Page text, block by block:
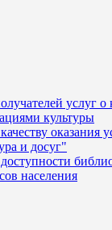
услуг о
культуры
оказания
и досуг"
населения